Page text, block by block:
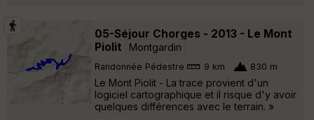
05-Séjour Chorges - 2013 - Le Mont
Piolit
Montgardin
Randonnée Pédestre 9 km 830 m
Le Mont Piolit - La trace provient d'un
logiciel cartographique et il risque d'y avoir
quelques différences avec le terrain. »